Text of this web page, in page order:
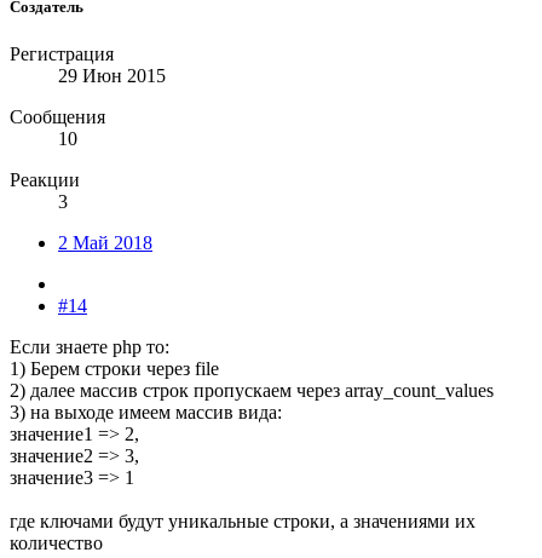
Создатель
Регистрация
29 Июн 2015
Сообщения
10
Реакции
3
2 Май 2018
#14
Если знаете php то:
1) Берем строки через file
2) далее массив строк пропускаем через array_count_values
3) на выходе имеем массив вида:
значение1 => 2,
значeние2 => 3,
значeние3 => 1
где ключами будут уникальные строки, а значениями их
количество